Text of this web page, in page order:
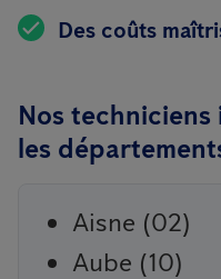
Des coûts
Nos
les
Aisne (02)
Aube (10)